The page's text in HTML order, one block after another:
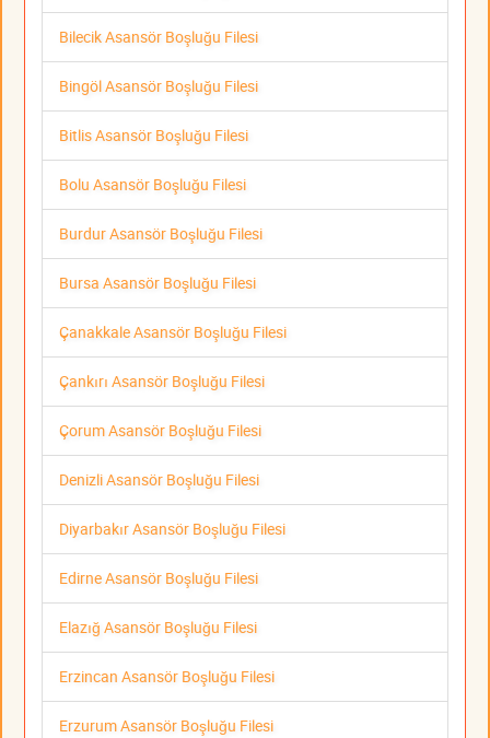
Bilecik Asansör Boşluğu Filesi
Bingöl Asansör Boşluğu Filesi
Bitlis Asansör Boşluğu Filesi
Bolu Asansör Boşluğu Filesi
Burdur Asansör Boşluğu Filesi
Bursa Asansör Boşluğu Filesi
Çanakkale Asansör Boşluğu Filesi
Çankırı Asansör Boşluğu Filesi
Çorum Asansör Boşluğu Filesi
Denizli Asansör Boşluğu Filesi
Diyarbakır Asansör Boşluğu Filesi
Edirne Asansör Boşluğu Filesi
Elazığ Asansör Boşluğu Filesi
Erzincan Asansör Boşluğu Filesi
Erzurum Asansör Boşluğu Filesi